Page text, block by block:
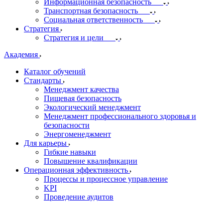
Информационная безопасность
Транспортная безопасность
Социальная ответственность
Стратегия
Стратегия и цели
Академия
Каталог обучений
Стандарты
Менеджмент качества
Пищевая безопасность
Экологический менеджмент
Менеджмент профессионального здоровья и
безопасности
Энергоменеджмент
Для карьеры
Гибкие навыки
Повышение квалификации
Операционная эффективность
Процессы и процессное управление
KPI
Проведение аудитов